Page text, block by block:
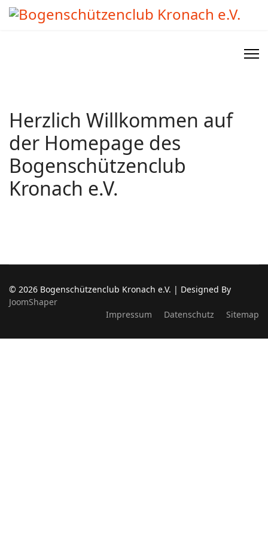
Herzlich Willkommen auf
der Homepage des
Bogenschützenclub
Kronach e.V.
© 2026 Bogenschützenclub Kronach e.V. | Designed By
JoomShaper
Impressum
Datenschutz Sitemap